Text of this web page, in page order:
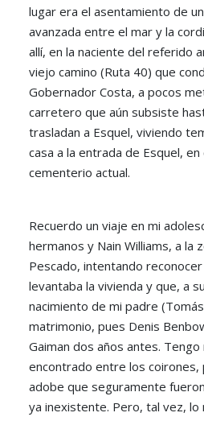
lugar era el asentamiento de
avanzada entre el mar y la
allí, en la naciente del referido
viejo camino (Ruta 40) que
Gobernador Costa, a pocos
carretero que aún subsiste
trasladan a Esquel, viviendo
casa a la entrada de Esquel, en
cementerio actual.
Recuerdo un viaje en mi
hermanos y Nain Williams, a la
Pescado, intentando
levantaba la vivienda y que, a
nacimiento de mi padre
matrimonio, pues Denis
Gaiman dos años antes.
encontrado entre los coirones,
adobe que seguramente
ya inexistente. Pero, tal vez,